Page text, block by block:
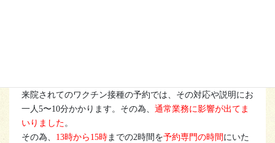
来院されてのワクチン接種の予約では、その対応や説明にお
一人5〜10分かかります。その為、 通常業務に影響が出てま
いりました 。
その為、 13時から15時までの2時間を予約専門の時間 にいた